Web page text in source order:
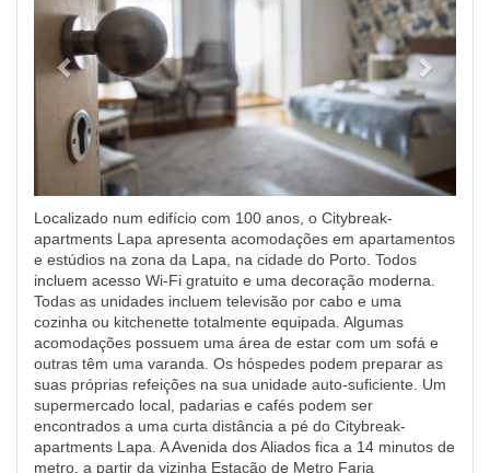
Localizado num edifício com 100 anos, o Citybreak-
apartments Lapa apresenta acomodações em apartamentos
e estúdios na zona da Lapa, na cidade do Porto. Todos
incluem acesso Wi-Fi gratuito e uma decoração moderna.
Todas as unidades incluem televisão por cabo e uma
cozinha ou kitchenette totalmente equipada. Algumas
acomodações possuem uma área de estar com um sofá e
outras têm uma varanda. Os hóspedes podem preparar as
suas próprias refeições na sua unidade auto-suficiente. Um
supermercado local, padarias e cafés podem ser
encontrados a uma curta distância a pé do Citybreak-
apartments Lapa. A Avenida dos Aliados fica a 14 minutos de
metro, a partir da vizinha Estação de Metro Faria